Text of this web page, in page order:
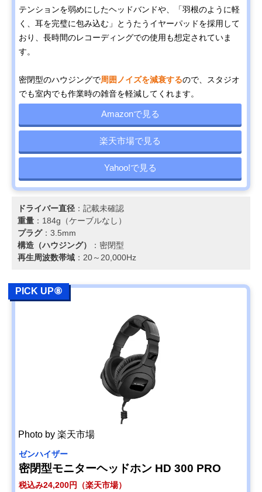
テンションを弱めにしたヘッドバンドや、「羽根のように軽
く、耳を完璧に包み込む」とうたうイヤーパッドを採用して
おり、長時間のレコーディングでの使用も想定されていま
す。
密閉型のハウジングで周囲ノイズを減衰するので、スタジオ
でも室内でも作業時の雑音を軽減してくれます。
Amazonで見る
楽天市場で見る
Yahoo!で見る
ドライバー直径 ：記載未確認
重量 ：184g（ケーブルなし）
プラグ：3.5mm
構造（ハウジング）
：密閉型
再生周波数帯域 ：20～20,000Hz
PICK UP⑧
Photo by 楽天市場
ゼンハイザー
密閉型モニターヘッドホン HD 300 PRO
税込み24,200円（楽天市場）